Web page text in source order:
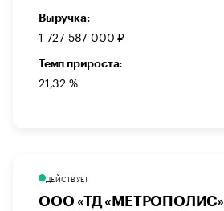
Выручка:
1 727 587 000 ₽
Темп прироста:
21,32 %
ДЕЙСТВУЕТ
ООО «ТД «МЕТРОПОЛИС»